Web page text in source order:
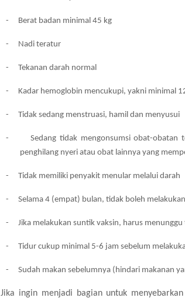
- Berat badan minimal 45 kg
- Nadi teratur
- Tekanan darah normal
- Kadar hemoglobin mencukupi, yakni minimal
- Tidak sedang menstruasi, hamil dan menyusui
-
Sedang tidak mengonsumsi obat-
penghilang nyeri atau obat lainnya yang
- Tidak memiliki penyakit menular melalui darah
- Selama 4 (empat) bulan, tidak boleh
- Jika melakukan suntik vaksin, harus
- Tidur cukup minimal 5-6 jam sebelum
- Sudah makan sebelumnya (hindari makanan
Jika ingin menjadi bagian untuk